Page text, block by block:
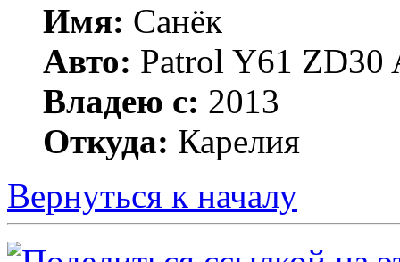
Имя: Санёк
Авто: Patrol Y61 ZD30
Владею с: 2013
Откуда: Карелия
Вернуться к началу